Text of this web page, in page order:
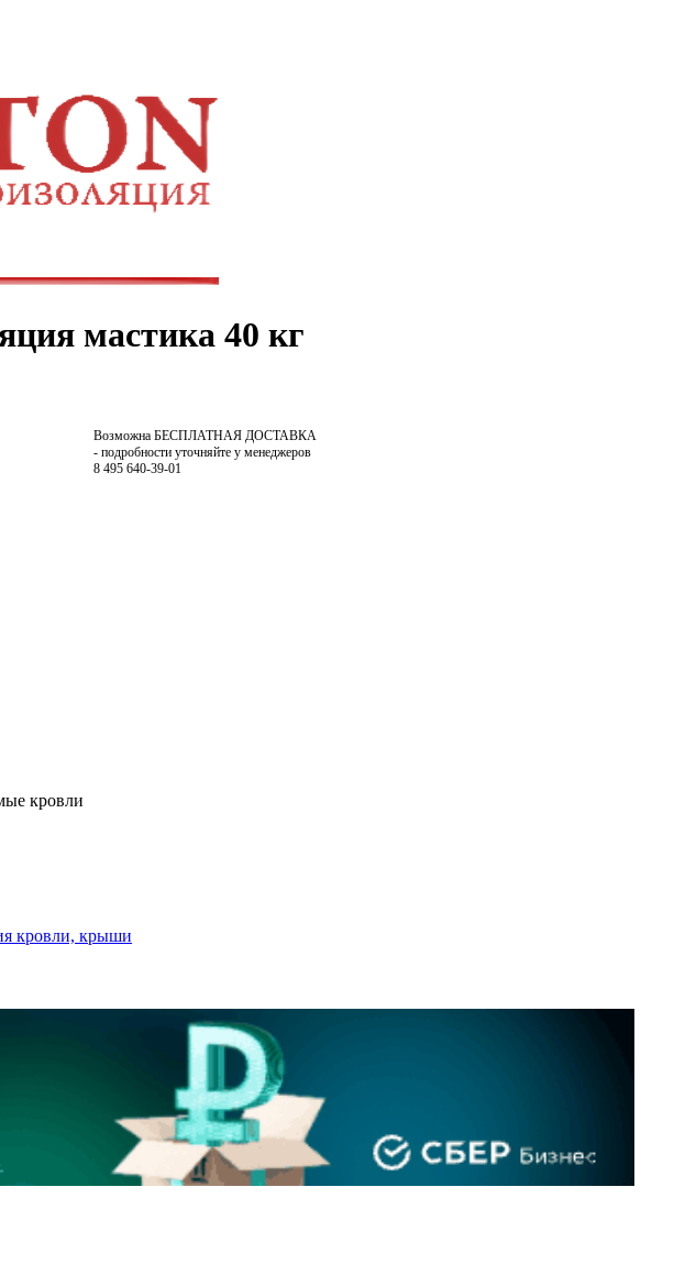
мастика 40 кг
Возможна БЕСПЛАТНАЯ ДОСТАВКА
- подробности уточняйте у менеджеров
8 495 640-39-01
кровли
кровли, крыши